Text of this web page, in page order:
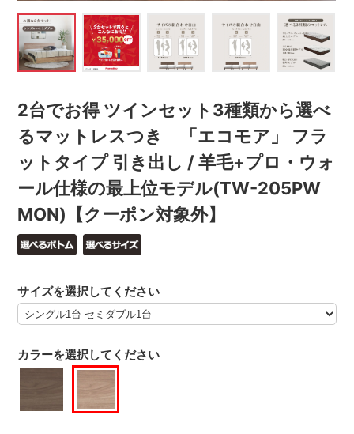
2台でお得 ツインセット3種類から選べ
るマットレスつき 「エコモア」 フラ
ットタイプ 引き出し / 羊毛+プロ・ウォ
ール仕様の最上位モデル(TW-205PW
MON)【クーポン対象外】
カラーを選択してください
サイズを選択してください